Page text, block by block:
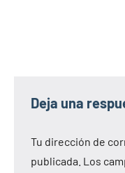
Deja una
Tu dirección de
publicada. Los